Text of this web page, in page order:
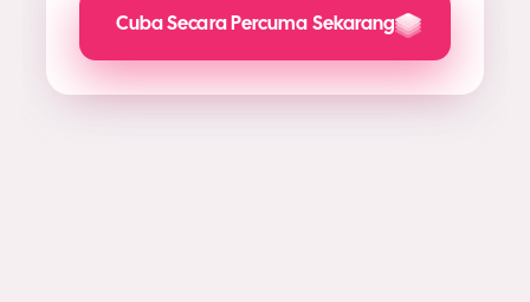
Cuba Secara Percuma Sekarang